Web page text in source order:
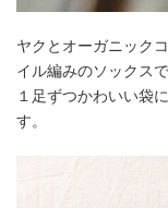
ヤクとオーガニック
イル編みのソックスで
１足ずつかわいい袋
す。